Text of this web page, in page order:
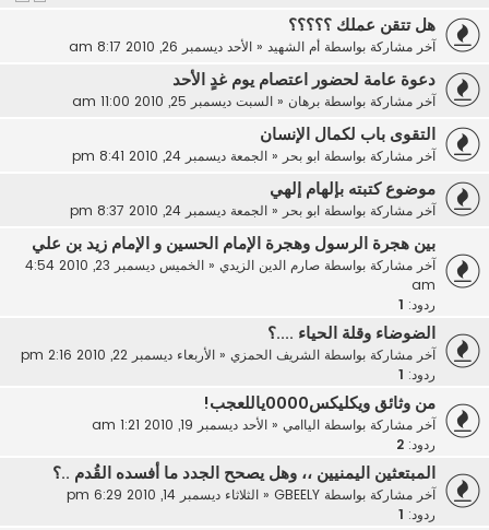
هل تتقن عملك ؟؟؟؟؟
آخر مشاركة بواسطة أم الشهيد« الأحد ديسمبر 26, 2010 8:17 am
دعوة عامة لحضور اعتصام يوم غدٍ الأحد
آخر مشاركة بواسطة برهان« السبت ديسمبر 25, 2010 11:00 am
التقوى باب لكمال الإنسان
آخر مشاركة بواسطة ابو بحر« الجمعة ديسمبر 24, 2010 8:41 pm
موضوع كتبته بإلهام إلهي
آخر مشاركة بواسطة ابو بحر« الجمعة ديسمبر 24, 2010 8:37 pm
بين هجرة الرسول وهجرة الإمام الحسين و الإمام زيد بن علي
آخر مشاركة بواسطة صارم الدين الزيدي«
الخميس ديسمبر 23, 2010 4:54
am
ردود:
الضوضاء وقلة الحياء ....؟
آخر مشاركة بواسطة الشريف الحمزي« الأربعاء ديسمبر 22, 2010 2:16 pm
ردود:
من وثائق ويكليكس0000ياللعجب!
آخر مشاركة بواسطة الياامي « الأحد ديسمبر 19, 2010 1:21 am
ردود: 2
المبتعثين اليمنيين ،، وهل يصحح الجدد ما أفسده القُدم ..؟
آخر مشاركة بواسطة GBEELY
« الثلاثاء ديسمبر 14, 2010 6:29 pm
ردود: